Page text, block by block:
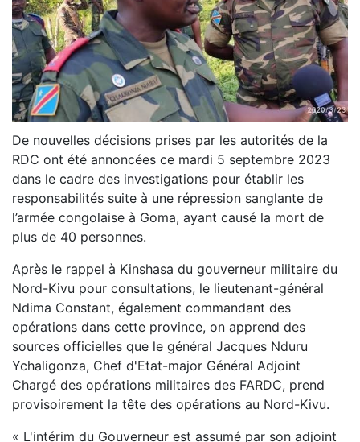
De nouvelles décisions prises par les autorités de la
RDC ont été annoncées ce mardi 5 septembre 2023
dans le cadre des investigations pour établir les
responsabilités suite à une répression sanglante de
l’armée congolaise à Goma, ayant causé la mort de
plus de 40 personnes.
Après le rappel à Kinshasa du gouverneur militaire du
Nord-Kivu pour consultations, le lieutenant-général
Ndima Constant, également commandant des
opérations dans cette province, on apprend des
sources officielles que le général Jacques Nduru
Ychaligonza, Chef d'Etat-major Général Adjoint
Chargé des opérations militaires des FARDC, prend
provisoirement la tête des opérations au Nord-Kivu.
« L'intérim du Gouverneur est assumé par son adjoint